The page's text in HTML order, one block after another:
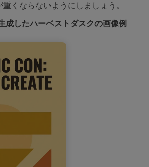
くならないようにしましょう。
成したハーベストダスクの画像例